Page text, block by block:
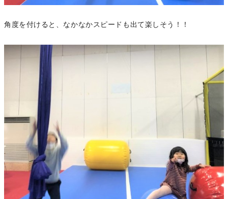
角度を付けると、なかなかスピードも出て楽しそう！！